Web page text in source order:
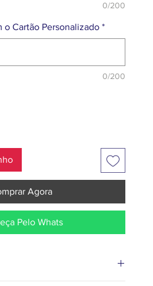
0/200
o Cartão Personalizado *
0/200
Agora
Pelo Whats